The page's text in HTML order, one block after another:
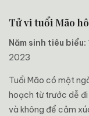
Tử vi tuổi Mão
Năm sinh tiêu biểu:
2023
Tuổi Mão có một
hoạch từ trước dễ đi
và không để cảm